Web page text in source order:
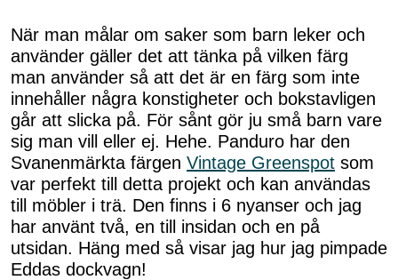
När man målar om saker som barn leker och
använder gäller det att tänka på vilken färg
man använder så att det är en färg som inte
innehåller några konstigheter och bokstavligen
går att slicka på. För sånt gör ju små barn vare
sig man vill eller ej. Hehe. Panduro har den
Svanenmärkta färgen Vintage Greenspot som
var perfekt till detta projekt och kan användas
till möbler i trä. Den finns i 6 nyanser och jag
har använt två, en till insidan och en på
utsidan. Häng med så visar jag hur jag pimpade
Eddas dockvagn!